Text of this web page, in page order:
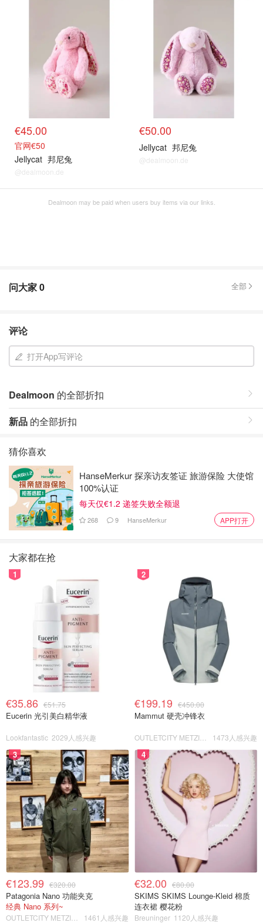
€45.00
官网€50
Jellycat 邦尼兔
@dealmoon.de
€50.00
Jellycat 邦尼兔
@dealmoon.de
Dealmoon may be paid when users buy items via our links.
问大家0 全部
评论
打开App写评论
Dealmoon 的全部折扣
新品 的全部折扣
猜你喜欢
HanseMerkur 探亲访友签证 旅游保险 大使馆
100%认证
每天仅€1.2 递签失败全额退
268 9 HanseMerkur APP打开
大家都在抢
1
€35.86 €51.75
Eucerin 光引美白精华液
Lookfantastic 2029人感兴趣
2
€199.19 €450.00
Mammut 硬壳冲锋衣
1473人感兴趣
3
€123.99 €320.00
Patagonia Nano 功能夹克
经典 Nano 系列~
1461人感兴趣
4
€32.00 €80.00
SKIMS SKIMS Lounge-Kleid 棉质
连衣裙 樱花粉
Breuninger 1120人感兴趣